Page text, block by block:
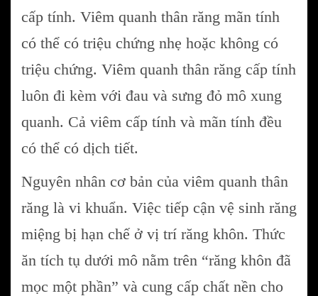
cấp tính. Viêm quanh thân răng mãn tính
có thể có triệu chứng nhẹ hoặc không có
triệu chứng. Viêm quanh thân răng cấp tính
luôn đi kèm với đau và sưng đỏ mô xung
quanh. Cả viêm cấp tính và mãn tính đều
có thể có dịch tiết.
Nguyên nhân cơ bản của viêm quanh thân
răng là vi khuẩn. Việc tiếp cận vệ sinh răng
miệng bị hạn chế ở vị trí răng khôn. Thức
ăn tích tụ dưới mô nằm trên “răng khôn đã
mọc một phần” và cung cấp chất nền cho